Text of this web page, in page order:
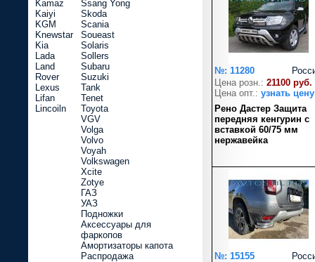
№: 11280
Цена розн.: 21100 руб.
Цена опт.: узнать цену
Рено Дастер Защита
передняя кенгурин с
вставкой 60/75 мм
нержавейка
№: 15155
Kamaz
Kaiyi
KGM
Knewstar
Kia
Lada
Land
Rover
Lexus
Lifan
Lincoiln
Ssang Yong
Skoda
Scania
Soueast
Solaris
Sollers
Subaru
Suzuki
Tank
Tenet
Toyota
VGV
Volga
Volvo
Voyah
Volkswagen
Xcite
Zotye
ГАЗ
УАЗ
Подножки
Аксессуары для
фаркопов
Амортизаторы капота
Распродажа